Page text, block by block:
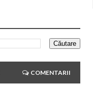
COMENTARII